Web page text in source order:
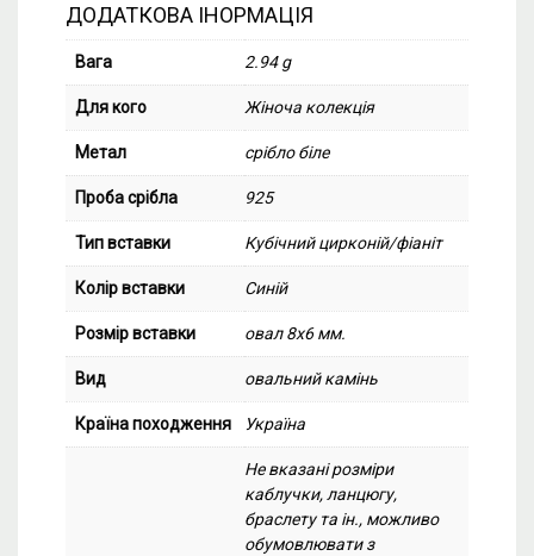
ДОДАТКОВА ІНОРМАЦІЯ
Вага 2.94 g
Для кого Жіноча колекція
Метал срібло біле
Проба срібла 925
Тип вставки Кубічний цирконій/фіаніт
Колір вставки Синій
Розмір вставки овал 8х6 мм.
Вид овальний камінь
Країна походження Україна
Не вказані розміри
каблучки, ланцюгу,
браслету та ін., можливо
обумовлювати з